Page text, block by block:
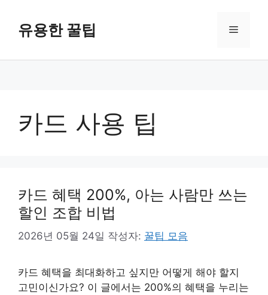
유용한 꿀팁 메
카드 사용 팁
카드 혜택 200%, 아는 사람만 쓰는
할인 조합 비법
2026년 05월 24일 작성자: 꿀팁 모음
카드 혜택을 최대화하고 싶지만 어떻게 해야 할지
고민이신가요? 이 글에서는 200%의 혜택을 누리는